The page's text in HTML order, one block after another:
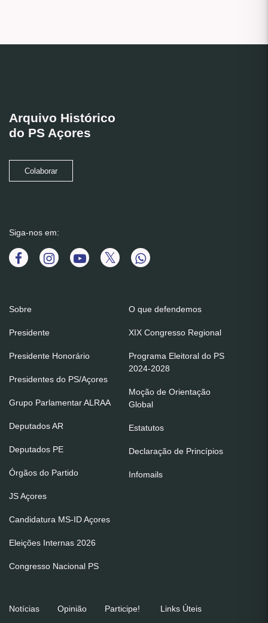
Arquivo Histórico
do PS Açores
Colaborar
Siga-nos em:
Sobre
Presidente
Presidente Honorário
Presidentes do PS/Açores
Grupo Parlamentar ALRAA
Deputados AR
Deputados PE
Órgãos do Partido
JS Açores
Candidatura MS-ID Açores
Eleições Internas 2026
Congresso Nacional PS
O que defendemos
XIX Congresso Regional
Programa Eleitoral do PS
2024-2028
Moção de Orientação
Global
Estatutos
Declaração de Princípios
Infomails
Notícias Opinião Participe! Links Úteis